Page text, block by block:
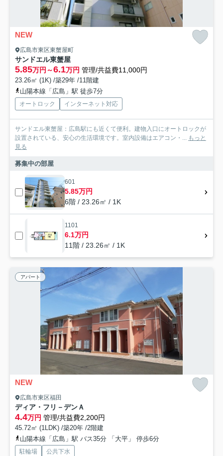
NEW
広島市東区東蟹屋町
サンドエル東蟹屋
5.85万円～6.1万円 管理/共益費11,000円
23.26㎡ (1K) /築29年 /11階建
山陽本線「広島」駅 徒歩7分
オートロック インターネット対応
サンドエル東蟹屋：広島駅にも近くて便利。建物入口にオートロックが
設置されている、安心の生活環境です。室内設備はエアコン・... もっと
見る
募集中の部屋
601
5.85万円
6階 / 23.26㎡ / 1K
1101
6.1万円
11階 / 23.26㎡ / 1K
アパート
NEW
広島市東区福田
ディア・フリ－デンＡ
4.4万円 管理/共益費2,200円
45.72㎡ (1LDK) /築20年 /2階建
山陽本線「広島」駅 バス35分 「大平」 停歩6分
駐輪場 公共下水